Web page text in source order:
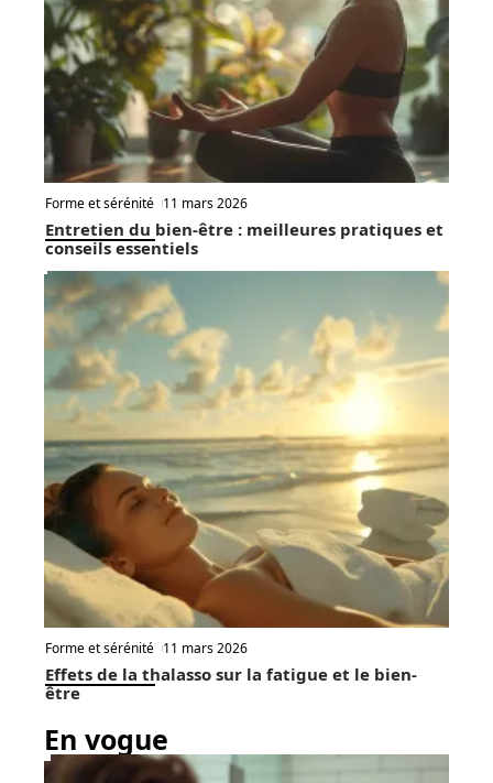
Au coeur de l'actu
Forme et sérénité 11 mars 2026
Entretien du bien-être : meilleures pratiques et
conseils essentiels